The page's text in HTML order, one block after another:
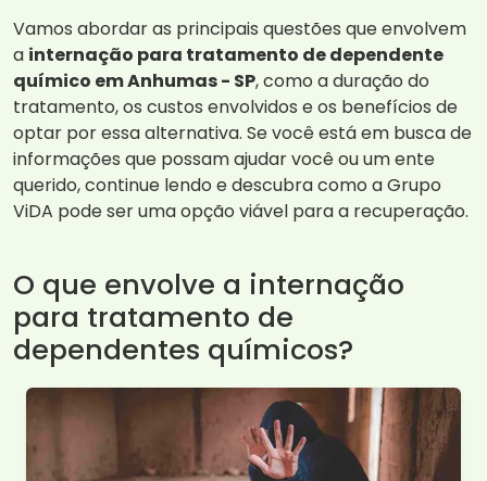
Vamos abordar as principais questões que envolvem
a internação para tratamento de dependente
químico em Anhumas - SP, como a duração do
tratamento, os custos envolvidos e os benefícios de
optar por essa alternativa. Se você está em busca de
informações que possam ajudar você ou um ente
querido, continue lendo e descubra como a Grupo
ViDA pode ser uma opção viável para a recuperação.
O que envolve a internação
para tratamento de
dependentes químicos?